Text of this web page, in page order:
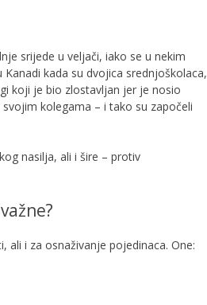
srijede u veljači, iako se u nekim
kada su dvojica srednjoškolaca,
koji je bio zlostavljan jer je nosio
kolegama – i tako su započeli
nasilja, ali i šire – protiv
ali i za osnaživanje pojedinaca. One: